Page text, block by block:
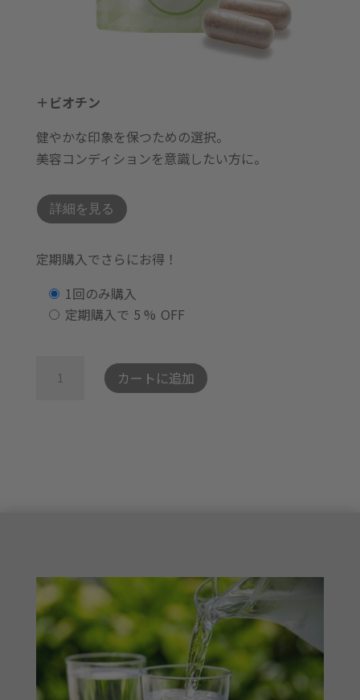
＋ビオチン
健やかな印象を保つための選択。
美容コンディションを意識したい方に。
詳細を見る
定期購入でさらにお得！
1回のみ購入
定期購入で 5 % OFF
カートに追加